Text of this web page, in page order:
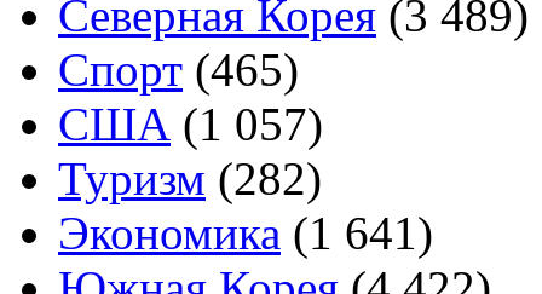
Северная Корея (3 489)
Спорт (465)
США (1 057)
Туризм (282)
Экономика (1 641)